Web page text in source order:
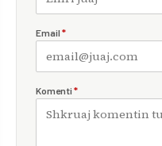
Email *
Komenti *